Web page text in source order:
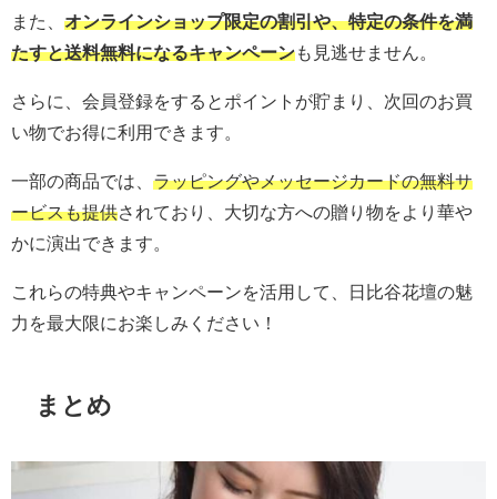
また、 オンラインショップ限定の割引や、特定の条件を満
たすと送料無料になるキャンペーンも見逃せません。
さらに、会員登録をするとポイントが貯まり、次回のお買
い物でお得に利用できます。
一部の商品では、 ラッピングやメッセージカードの無料サ
ービスも提供されており、大切な方への贈り物をより華や
かに演出できます。
これらの特典やキャンペーンを活用して、日比谷花壇の魅
力を最大限にお楽しみください！
まとめ